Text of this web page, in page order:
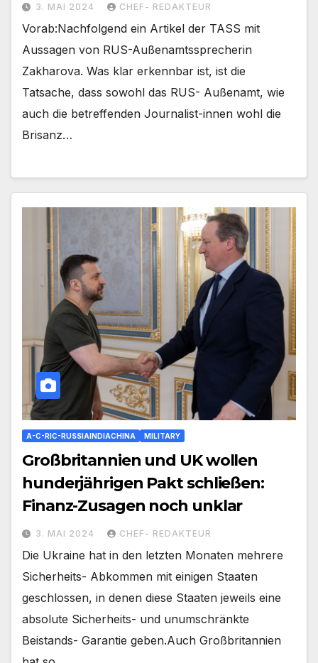
3. MAI 2024 CHEF- REDAKTEUR
Vorab:Nachfolgend ein Artikel der TASS mit
Aussagen von RUS-Außenamtssprecherin
Zakharova. Was klar erkennbar ist, ist die
Tatsache, dass sowohl das RUS- Außenamt, wie
auch die betreffenden Journalist-innen wohl die
Brisanz…
A-C-RIC-RUSSIAINDIACHINA MILITARY
Großbritannien und UK wollen
hunderjährigen Pakt schließen:
Finanz-Zusagen noch unklar
3. MAI 2024 CHEF- REDAKTEUR
Die Ukraine hat in den letzten Monaten mehrere
Sicherheits- Abkommen mit einigen Staaten
geschlossen, in denen diese Staaten jeweils eine
absolute Sicherheits- und unumschränkte
Beistands- Garantie geben.Auch Großbritannien